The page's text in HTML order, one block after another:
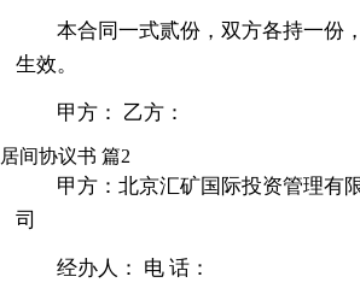
本合同一式贰份，双方各持一份
生效。
甲方： 乙方：
居间协议书 篇2
甲方：北京汇矿国际投资管理有
司
经办人： 电 话：